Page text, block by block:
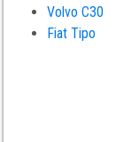
Volvo C30
Fiat Tipo